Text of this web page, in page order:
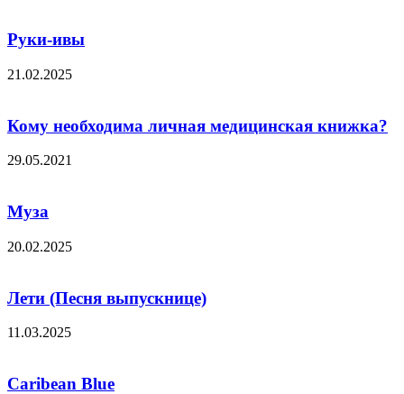
Руки-ивы
21.02.2025
Кому необходима личная медицинская книжка?
29.05.2021
Муза
20.02.2025
Лети (Песня выпускнице)
11.03.2025
Caribean Blue